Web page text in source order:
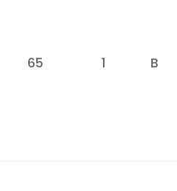
65 1 B